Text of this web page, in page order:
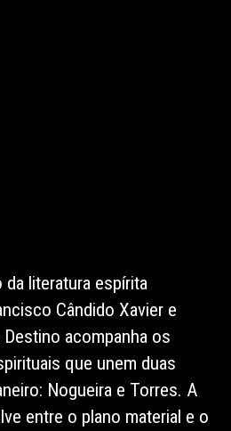
literatura espírita
Cândido Xavier e
acompanha os
que unem duas
Nogueira e Torres. A
entre o plano material e o